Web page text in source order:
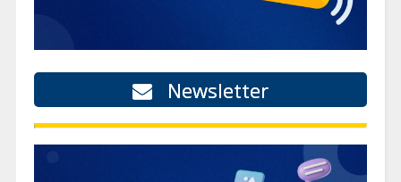
Newsletter